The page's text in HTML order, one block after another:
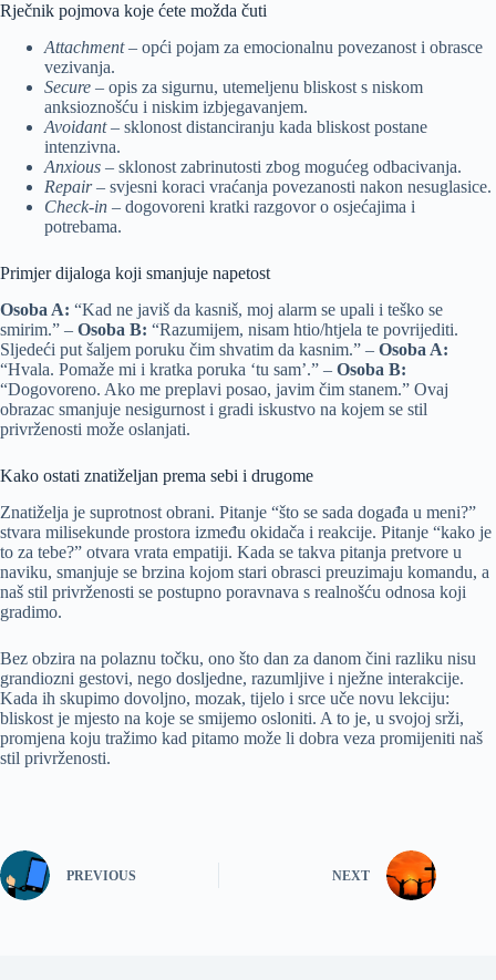
Rječnik pojmova koje ćete možda čuti
Attachment– opći pojam za emocionalnu povezanost i obrasce
vezivanja.
Secure – opis za sigurnu, utemeljenu bliskost s niskom
anksioznošću i niskim izbjegavanjem.
Avoidant– sklonost distanciranju kada bliskost postane
intenzivna.
Anxious – sklonost zabrinutosti zbog mogućeg odbacivanja.
Repair– svjesni koraci vraćanja povezanosti nakon nesuglasice.
Check-in – dogovoreni kratki razgovor o osjećajima i
potrebama.
Primjer dijaloga koji smanjuje napetost
Osoba A: “Kad ne javiš da kasniš, moj alarm se upali i teško se
smirim.” – Osoba B: “Razumijem, nisam htio/htjela te povrijediti.
Sljedeći put šaljem poruku čim shvatim da kasnim.” – Osoba A:
“Hvala. Pomaže mi i kratka poruka ‘tu sam’.” – Osoba B:
“Dogovoreno. Ako me preplavi posao, javim čim stanem.” Ovaj
obrazac smanjuje nesigurnost i gradi iskustvo na kojem se stil
privrženosti može oslanjati.
Kako ostati znatiželjan prema sebi i drugome
Znatiželja je suprotnost obrani. Pitanje “što se sada događa u meni?”
stvara milisekunde prostora između okidača i reakcije. Pitanje “kako je
to za tebe?” otvara vrata empatiji. Kada se takva pitanja pretvore u
naviku, smanjuje se brzina kojom stari obrasci preuzimaju komandu, a
naš stil privrženosti se postupno poravnava s realnošću odnosa koji
gradimo.
Bez obzira na polaznu točku, ono što dan za danom čini razliku nisu
grandiozni gestovi, nego dosljedne, razumljive i nježne interakcije.
Kada ih skupimo dovoljno, mozak, tijelo i srce uče novu lekciju:
bliskost je mjesto na koje se smijemo osloniti. A to je, u svojoj srži,
promjena koju tražimo kad pitamo može li dobra veza promijeniti naš
stil privrženosti.
PREVIOUS NEXT